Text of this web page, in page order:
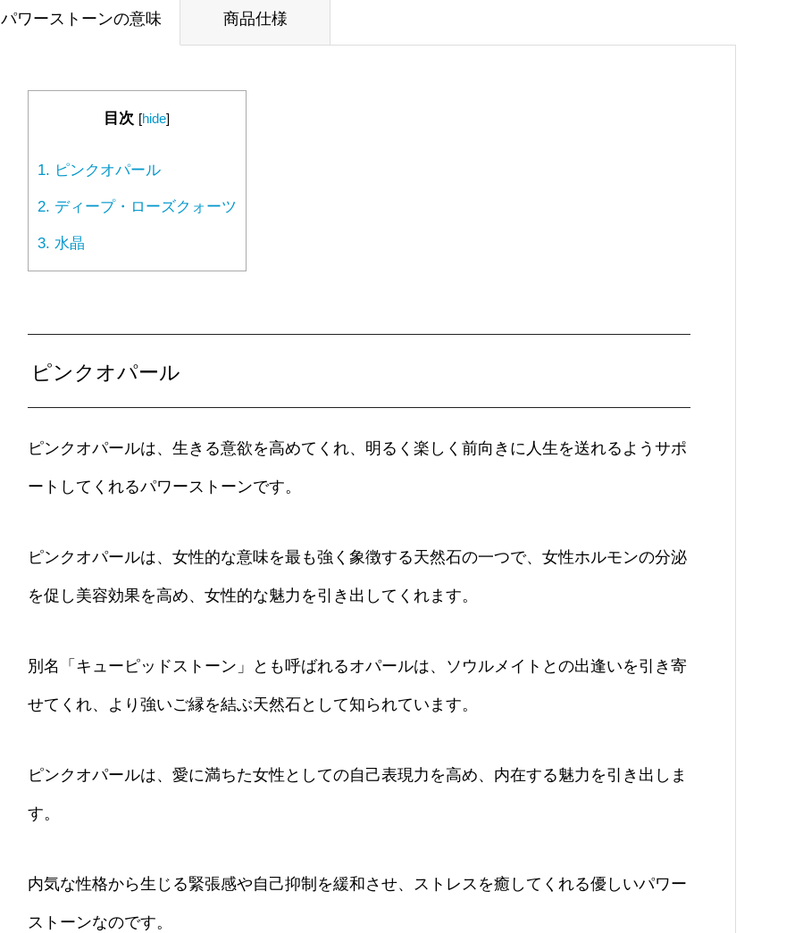
パワーストーンの意味 商品仕様
目次 [hide]
1. ピンクオパール
2. ディープ・ローズクォーツ
3. 水晶
ピンクオパール
ピンクオパールは、生きる意欲を高めてくれ、明るく楽しく前向きに人生を送れるようサポ
ートしてくれるパワーストーンです。
ピンクオパールは、女性的な意味を最も強く象徴する天然石の一つで、女性ホルモンの分泌
を促し美容効果を高め、女性的な魅力を引き出してくれます。
別名「キューピッドストーン」とも呼ばれるオパールは、ソウルメイトとの出逢いを引き寄
せてくれ、より強いご縁を結ぶ天然石として知られています。
ピンクオパールは、愛に満ちた女性としての自己表現力を高め、内在する魅力を引き出しま
す。
内気な性格から生じる緊張感や自己抑制を緩和させ、ストレスを癒してくれる優しいパワー
ストーンなのです。